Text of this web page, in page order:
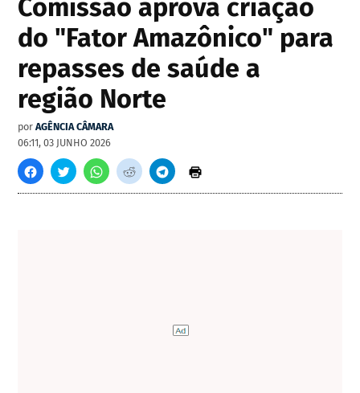
Comissão aprova criação
do "Fator Amazônico" para
repasses de saúde a
região Norte
por AGÊNCIA CÂMARA
06:11, 03 JUNHO 2026